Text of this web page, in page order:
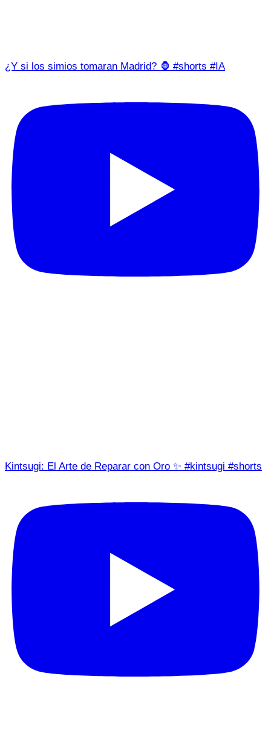
¿Y si los simios tomaran Madrid? 🦍 #shorts #IA
Kintsugi: El Arte de Reparar con Oro ✨ #kintsugi #shorts